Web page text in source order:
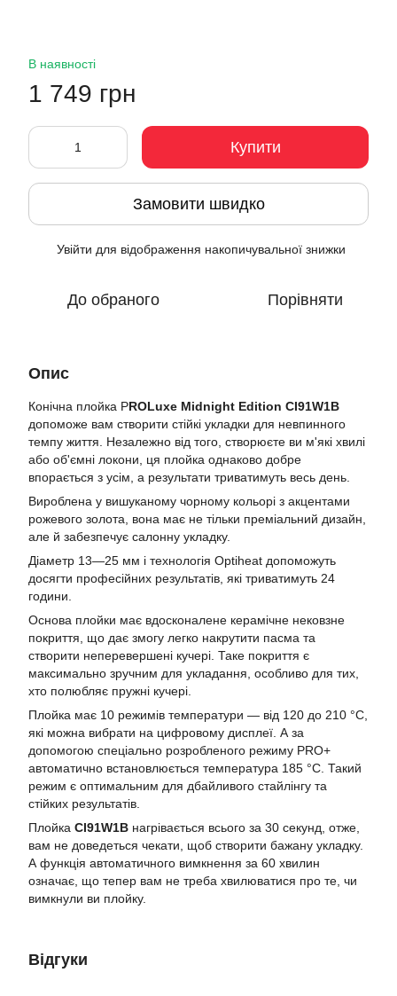
В наявності
1 749 грн
Купити
Замовити швидко
Увійти для відображення накопичувальної знижки
До обраного Порівняти
Опис
Конічна плойка PROLuxe Midnight Edition CI91W1B
допоможе вам створити стійкі укладки для невпинного
темпу життя. Незалежно від того, створюєте ви м'які хвилі
або об'ємні локони, ця плойка однаково добре
впорається з усім, а результати триватимуть весь день.
Вироблена у вишуканому чорному кольорі з акцентами
рожевого золота, вона має не тільки преміальний дизайн,
але й забезпечує салонну укладку.
Діаметр 13—25 мм і технологія Optiheat допоможуть
досягти професійних результатів, які триватимуть 24
години.
Основа плойки має вдосконалене керамічне нековзне
покриття, що дає змогу легко накрутити пасма та
створити неперевершені кучері. Таке покриття є
максимально зручним для укладання, особливо для тих,
хто полюбляє пружні кучері.
Плойка має 10 режимів температури — від 120 до 210 °C,
які можна вибрати на цифровому дисплеї. А за
допомогою спеціально розробленого режиму PRO+
автоматично встановлюється температура 185 °C. Такий
режим є оптимальним для дбайливого стайлінгу та
стійких результатів.
Плойка CI91W1B нагрівається всього за 30 секунд, отже,
вам не доведеться чекати, щоб створити бажану укладку.
А функція автоматичного вимкнення за 60 хвилин
означає, що тепер вам не треба хвилюватися про те, чи
вимкнули ви плойку.
Відгуки